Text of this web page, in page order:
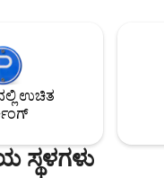
ಅಡುಗೆಮನೆ. ಇದು
ಸೂಪರ್‌ಮಾರ್ಕೆಟ್,
ಉಚಿತ
ಸ್ಥಳಗಳು